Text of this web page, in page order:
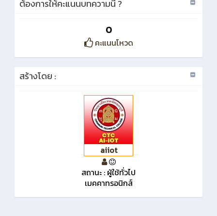
ต้องการให้คะแนนบทความนี้่ ?
0
คะแนนโหวด
สร้างโดย :
aiiot
สถานะ : ผู้ใช้ทั่วไป
เมคคาทรอนิกส์